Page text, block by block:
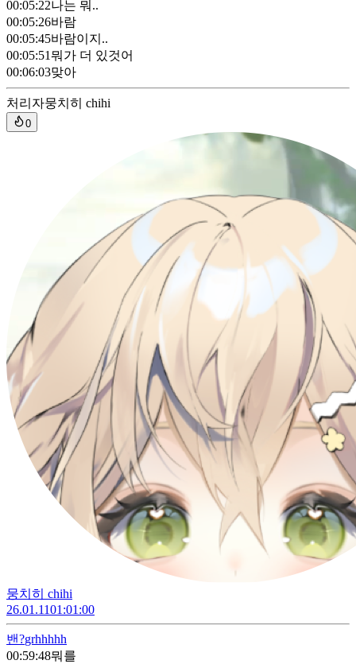
00:05:22나는 뭐..
00:05:26바람
00:05:45바람이지..
00:05:51뭐가 더 있것어
00:06:03맞아
처리자뭉치히 chihi
0
뭉치히 chihi
26.01.1101:01:00
밴?grhhhhh
00:59:48뭐를